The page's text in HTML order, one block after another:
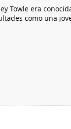
Towle era
como una